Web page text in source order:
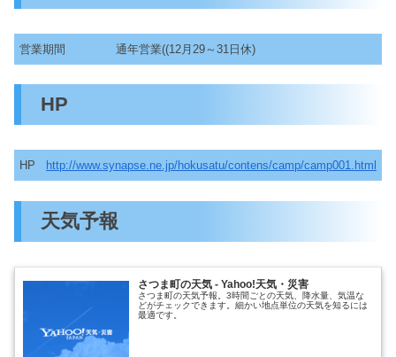
営業期間 通年営業((12月29～31日休)
HP
HP http://www.synapse.ne.jp/hokusatu/contens/camp/camp001.html
天気予報
さつま町の天気 - Yahoo!天気・災害
さつま町の天気予報。3時間ごとの天気、降水量、気温な
どがチェックできます。細かい地点単位の天気を知るには
最適です。